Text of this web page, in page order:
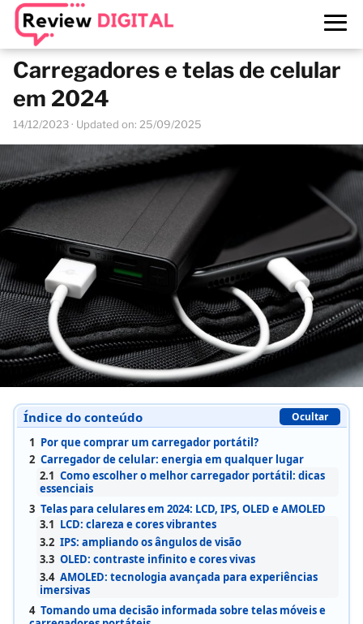
Carregadores e telas de celular
em 2024
14/12/2023· Updated on: 25/09/2025
Índice do conteúdo Ocultar
1 Por que comprar um carregador portátil?
2 Carregador de celular: energia em qualquer lugar
2.1 Como escolher o melhor carregador portátil: dicas
essenciais
3 Telas para celulares em 2024: LCD, IPS, OLED e AMOLED
3.1 LCD: clareza e cores vibrantes
3.2 IPS: ampliando os ângulos de visão
3.3 OLED: contraste infinito e cores vivas
3.4 AMOLED: tecnologia avançada para experiências
imersivas
4 Tomando uma decisão informada sobre telas móveis e